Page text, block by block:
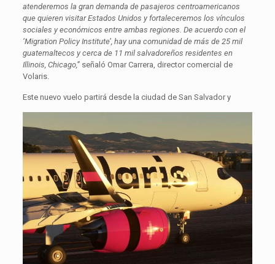
atenderemos la gran demanda de pasajeros centroamericanos
que quieren visitar Estados Unidos y fortaleceremos los vínculos
sociales y económicos entre ambas regiones. De acuerdo con el
‘Migration Policy Institute’, hay una comunidad de más de 25 mil
guatemaltecos y cerca de 11 mil salvadoreños residentes en
Illinois, Chicago,” señaló Omar Carrera, director comercial de
Volaris.
Este nuevo vuelo partirá desde la ciudad de San Salvador y